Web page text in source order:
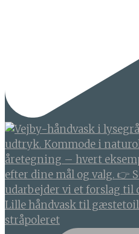
Lille håndvask til
stråpoleret